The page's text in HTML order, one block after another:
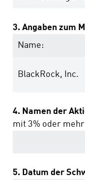
3. Angaben zum
Name:
BlackRock, Inc.
4. Namen der
mit 3% oder
5. Datum der